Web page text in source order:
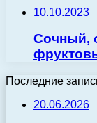
10.10.2023
Сочный,
Последние
20.06.2026